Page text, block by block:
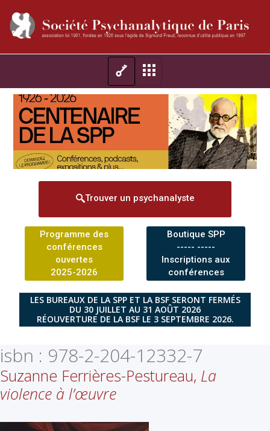
Trouver un psychanalyste
Programme des
conférences
ouvertes
2025-2026
Boutique SPP
----- -----
Inscriptions aux
conférences
LES BUREAUX DE LA SPP ET LA BSF SERONT FERMÉS
DU 30 JUILLET AU 31 AOÛT 2026
RÉOUVERTURE DE LA BSF LE 3 SEPTEMBRE 2026.
isbn : 978-2-204-12332-7
Suzanne Ferrières-Pestureau, La
violence à l’œuvre